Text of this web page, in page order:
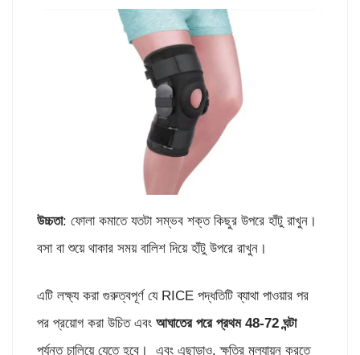
উচ্চতা: ফোলা কমাতে যতটা সম্ভব শক্ত কিছুর উপরে হাঁটু রাখুন।
বসা বা শুয়ে থাকার সময় বালিশ দিয়ে হাঁটু উপরে রাখুন।
এটি লক্ষ্য করা গুরুত্বপূর্ণ যে RICE পদ্ধতিটি ব্যাথা পাওয়ার পর
পর প্রয়োগ করা উচিত এবং আঘাতের পরে প্রথম 48-72 ঘন্টা
পর্যন্ত চালিয়ে যেতে হবে। এবং এছাড়াও, ক্ষতির মূল্যায়ন করতে